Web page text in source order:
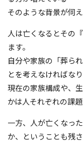
そのような背景が伺え
人は亡くなるとその
ます。
自分や家族の「葬ら
とを考えなければなり
現在の家族構成や、
かは人それぞれの課題
一方、人が亡くなっ
か、ということも残